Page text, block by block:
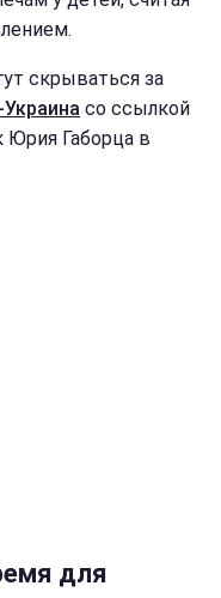
скрываться за
со ссылкой
Юрия Габорца в
для